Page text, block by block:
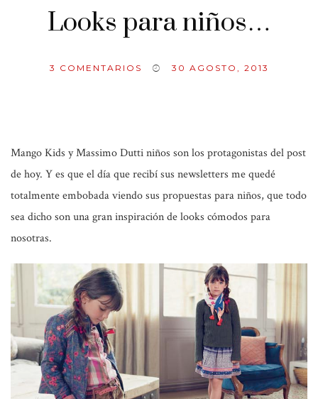
Looks para niños…
3 COMENTARIOS 30 AGOSTO, 2013
Mango Kids y Massimo Dutti niños son los protagonistas del post
de hoy. Y es que el día que recibí sus newsletters me quedé
totalmente embobada viendo sus propuestas para niños, que todo
sea dicho son una gran inspiración de looks cómodos para
nosotras.